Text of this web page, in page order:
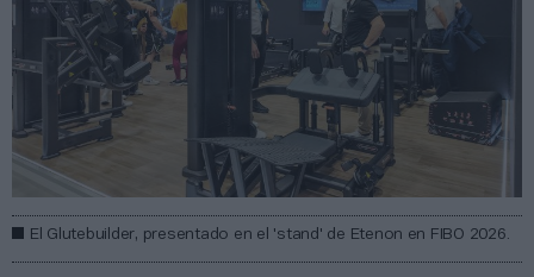
El Glutebuilder, presentado en el 'stand' de Etenon en FIBO 2026.